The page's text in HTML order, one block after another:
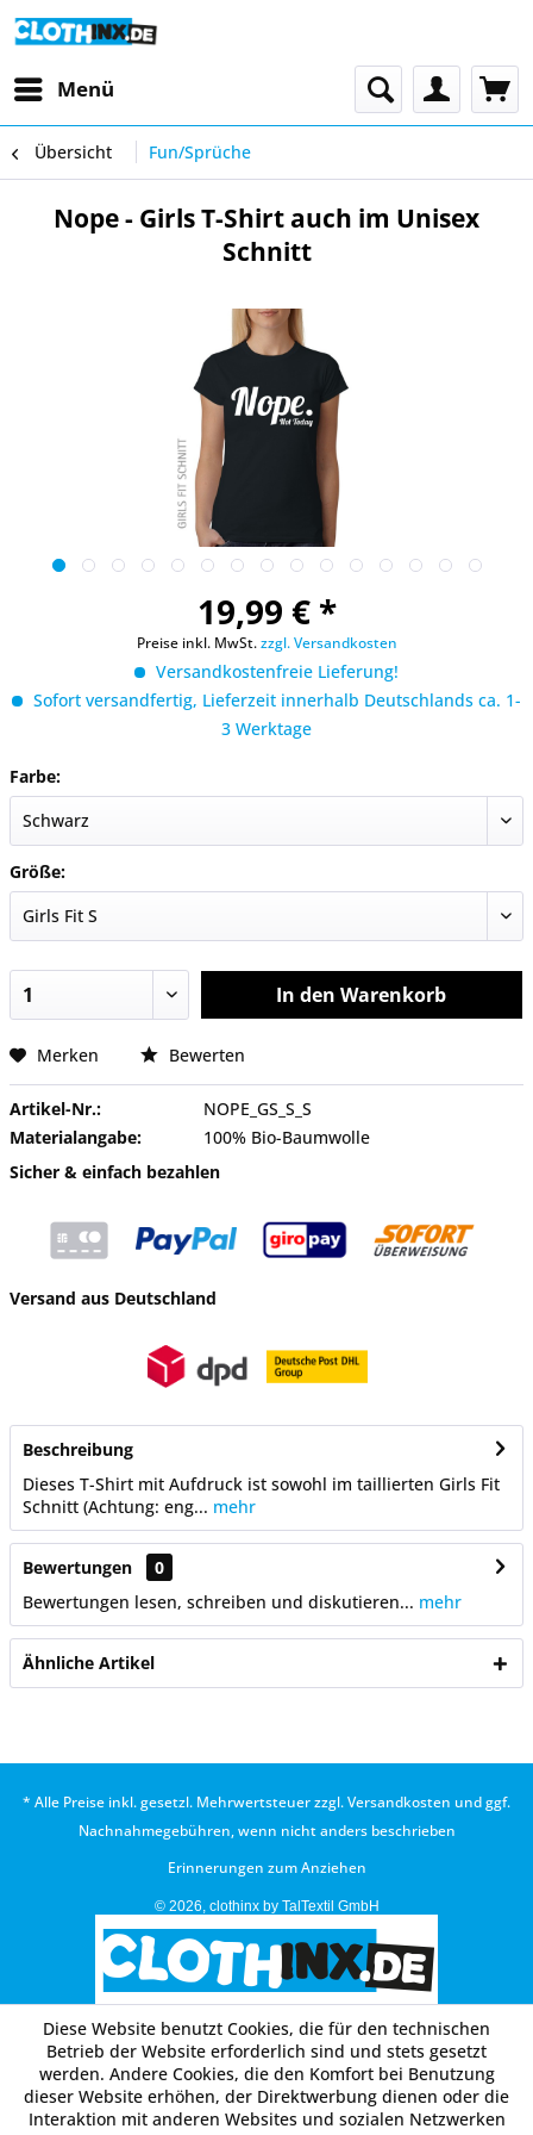
Menü
Übersicht Fun/Sprüche
Nope - Girls T-Shirt auch im Unisex
Schnitt
19,99 € *
Preise inkl. MwSt.zzgl. Versandkosten
Versandkostenfreie Lieferung!
Sofort versandfertig, Lieferzeit innerhalb Deutschlands ca. 1-
3 Werktage
Farbe:
Größe:
In den Warenkorb
Merken Bewerten
Artikel-Nr.:
NOPE_GS_S_S
Materialangabe:
100% Bio-Baumwolle
Sicher & einfach bezahlen
Versand aus Deutschland
Beschreibung
Dieses T-Shirt mit Aufdruck ist sowohl im taillierten Girls Fit
Schnitt (Achtung: eng... mehr
Bewertungen
0
Bewertungen lesen, schreiben und diskutieren... mehr
Ähnliche Artikel
* Alle Preise inkl. gesetzl. Mehrwertsteuer zzgl.Versandkosten und ggf.
Nachnahmegebühren, wenn nicht anders beschrieben
Erinnerungen zum Anziehen
© 2026, clothinx by TalTextil GmbH
Diese Website benutzt Cookies, die für den technischen
Betrieb der Website erforderlich sind und stets gesetzt
werden. Andere Cookies, die den Komfort bei Benutzung
dieser Website erhöhen, der Direktwerbung dienen oder die
Interaktion mit anderen Websites und sozialen Netzwerken